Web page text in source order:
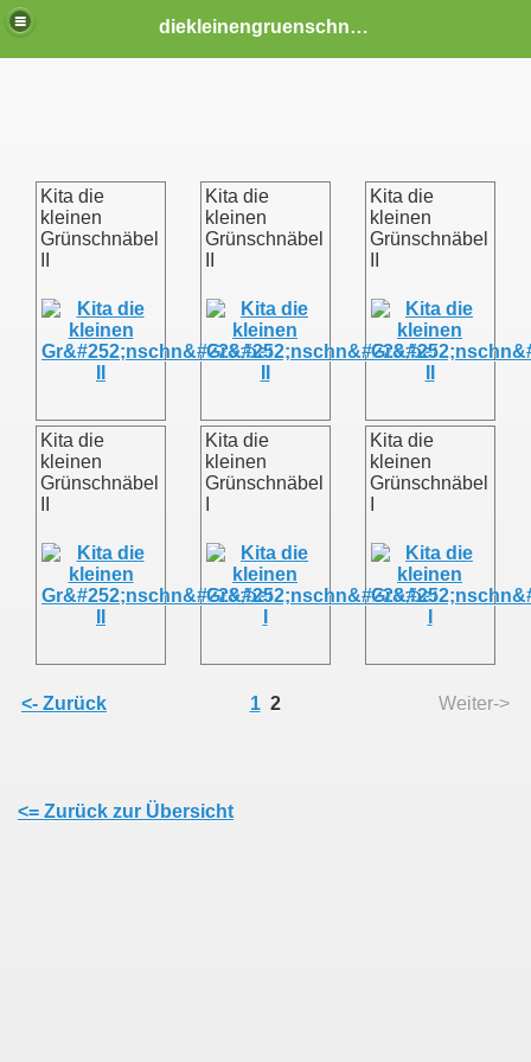
diekleinengruenschnaebel
Kita die
kleinen
Grünschnäbel
Kita die
kleinen
Grünschnäbel
Kita die
kleinen
Grünschnäbel
Kita die
kleinen
Grünschnäbel
Kita die
kleinen
Grünschnäbel
Kita die
kleinen
Grünschnäbel
<- Zurück 1 2 Weiter->
<= Zurück zur Übersicht